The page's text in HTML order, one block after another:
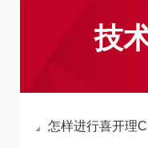
技
怎样进行喜开理CKD